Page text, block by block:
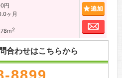
円
ヶ月
2
お問
合わせはこちらから